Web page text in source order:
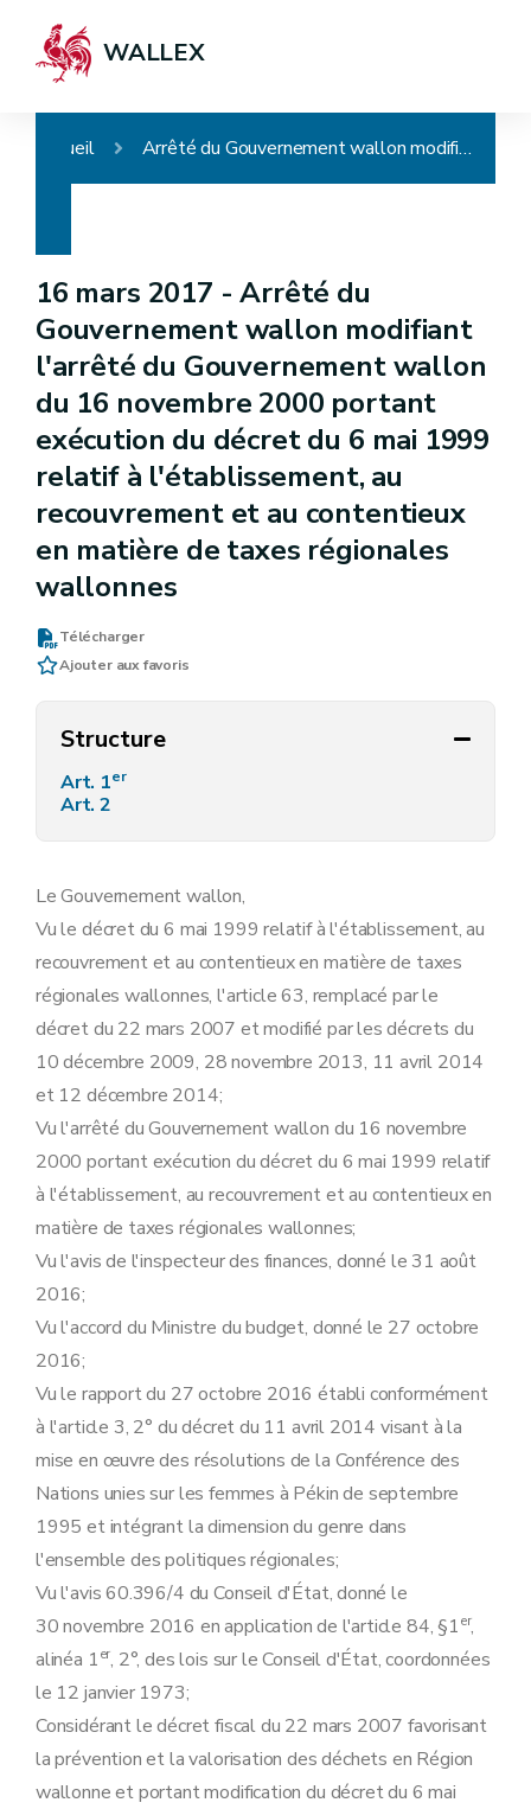
WALLEX
Accueil Arrêté du Gouvernement wallon modifiant l'arrêté du Gouvernement wallon du 16 novembre 2000 portant exécution du décret du 6 mai 1999 relatif à l'établissement, au recouvrement et au contentieux en matière de taxes régionales wallonnes
16 mars 2017 -Arrêté du
Gouvernement wallon modifiant
l'arrêté du Gouvernement wallon
du 16 novembre 2000 portant
exécution du décret du 6 mai 1999
relatif à l'établissement, au
recouvrement et au contentieux
en matière de taxes régionales
wallonnes
Télécharger
Ajouter aux favoris
Structure
Art. 1er
Art. 2
Le Gouvernement wallon,
Vu le décret du 6 mai 1999 relatif à l'établissement, au
recouvrement et au contentieux en matière de taxes
régionales wallonnes, l'article 63, remplacé par le
décret du 22 mars 2007 et modifié par les décrets du
10 décembre 2009, 28 novembre 2013, 11 avril 2014
et 12 décembre 2014;
Vu l'arrêté du Gouvernement wallon du 16 novembre
2000 portant exécution du décret du 6 mai 1999 relatif
à l'établissement, au recouvrement et au contentieux en
matière de taxes régionales wallonnes;
Vu l'avis de l'inspecteur des finances, donné le 31 août
2016;
Vu l'accord du Ministre du budget, donné le 27 octobre
2016;
Vu le rapport du 27 octobre 2016 établi conformément
à l'article 3, 2° du décret du 11 avril 2014 visant à la
mise en œuvre des résolutions de la Conférence des
Nations unies sur les femmes à Pékin de septembre
1995 et intégrant la dimension du genre dans
l'ensemble des politiques régionales;
Vu l'avis 60.396/4 du Conseil d'État, donné le
30 novembre 2016 en application de l'article 84, §1er,
alinéa 1er, 2°, des lois sur le Conseil d'État, coordonnées
le 12 janvier 1973;
Considérant le décret fiscal du 22 mars 2007 favorisant
la prévention et la valorisation des déchets en Région
wallonne et portant modification du décret du 6 mai